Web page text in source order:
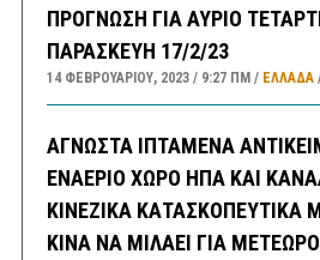
ΠΡΟΓΝΩΣΗ ΓΙΑ ΑΥΡΙΟ
ΠΑΡΑΣΚΕΥΗ 17/2/23
14 ΦΕΒΡΟΥΑΡΊΟΥ, 2023 9:27 ΠΜ ΕΛΛΑΔA
ΑΓΝΩΣΤΑ ΙΠΤΑΜΕΝΑ
ΕΝΑΕΡΙΟ ΧΩΡΟ ΗΠΑ ΚΑΙ
ΚΙΝΕΖΙΚΑ
ΚΙΝΑ ΝΑ ΜΙΛΑΕΙ ΓΙΑ